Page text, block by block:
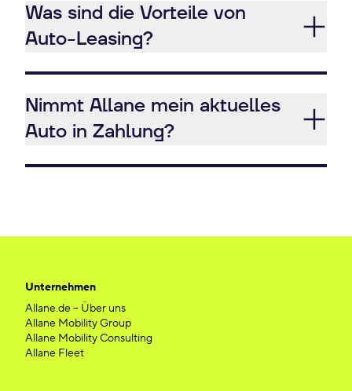
Was sind die Vorteile von
Auto-Leasing?
Nimmt Allane mein aktuelles
Auto in Zahlung?
Unternehmen
Allane.de – Über uns
Allane Mobility Group
Allane Mobility Consulting
Allane Fleet